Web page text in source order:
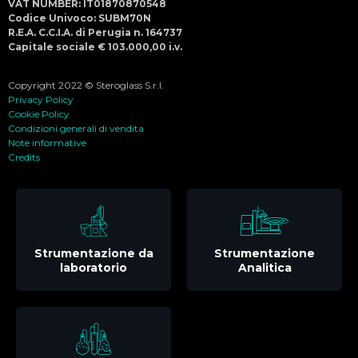
VAT NUMBER: IT01870870548
Codice Univoco: SUBM70N
R.E.A. C.C.I.A. di Perugia n. 164737
Capitale sociale € 103.000,00 i.v.
Copyright 2022 © Steroglass S.r.l.
Privacy Policy
Cookie Policy
Condizioni generali di vendita
Note informative
Credits
Strumentazione da
laboratorio
Strumentazione
Analitica